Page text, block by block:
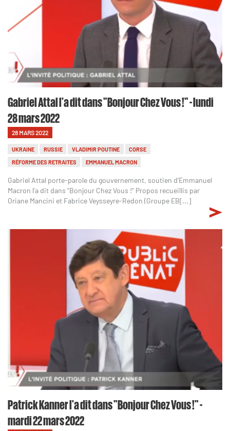
Gabriel Attal l'a dit dans "Bonjour Chez Vous !" - lundi
28 mars 2022
28 MARS 2022
UKRAINE RUSSIE VLADIMIR POUTINE
CORSE
RÉFORME DES RETRAITES
EMMANUEL MACRON
Gabriel Attal porte-parole du gouvernement, soutien d’Emmanuel
Macron l'a dit dans "Bonjour Chez Vous !" Propos recueillis par
Oriane Mancini et Fabrice Veysseyre-Redon (Groupe EB[...]
Patrick Kanner l'a dit dans "Bonjour Chez Vous !" -
mardi 22 mars 2022